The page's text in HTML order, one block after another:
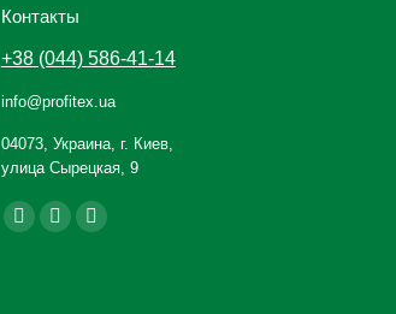
Контакты
+38 (044) 586-41-14
info@profitex.ua
04073, Украина, г. Киев,
улица Сырецкая, 9
Ищите нас:
Facebook
YouTubeInstagram